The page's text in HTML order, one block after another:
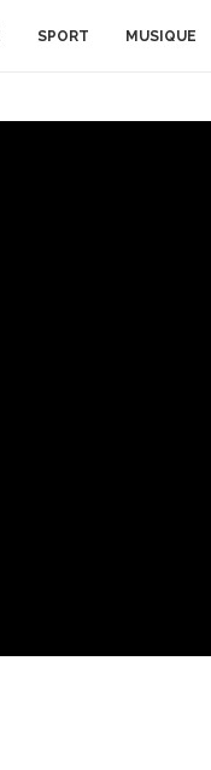
SPORT MUSIQUE